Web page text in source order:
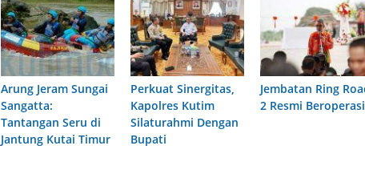
Arung Jeram Sungai
Sangatta:
Tantangan Seru di
Jantung Kutai Timur
Perkuat Sinergitas,
Kapolres Kutim
Silaturahmi Dengan
Bupati
Jembatan Ring
2 Resmi Beroperasi